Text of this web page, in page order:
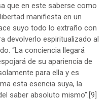
que en este saberse como
manifiesta en un
suyo todo lo extraño con
devolverlo espiritualizado al
“La conciencia llegará
de su apariencia de
para ella y es
esta esencia suya, la
saber absoluto mismo”.[9]